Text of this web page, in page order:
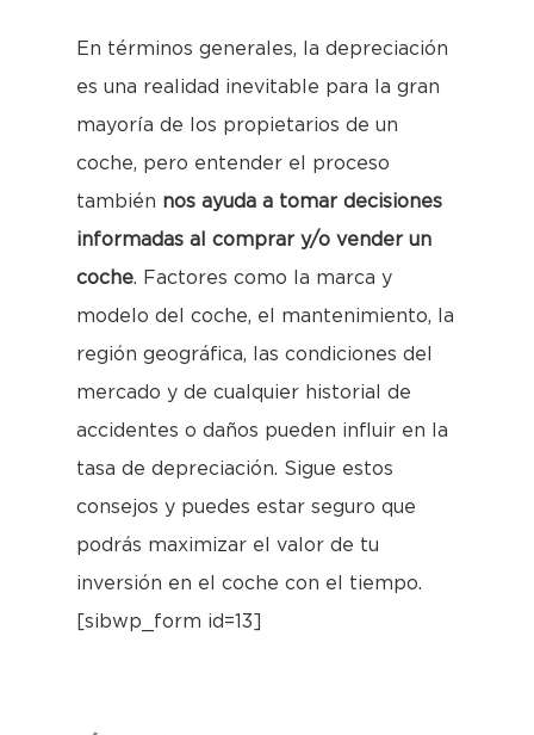
En términos generales, la depreciación
es una realidad inevitable para la gran
mayoría de los propietarios de un
coche, pero entender el proceso
también nos ayuda a tomar decisiones
informadas al comprar y/o vender un
coche. Factores como la marca y
modelo del coche, el mantenimiento, la
región geográfica, las condiciones del
mercado y de cualquier historial de
accidentes o daños pueden influir en la
tasa de depreciación. Sigue estos
consejos y puedes estar seguro que
podrás maximizar el valor de tu
inversión en el coche con el tiempo.
[sibwp_form id=13]